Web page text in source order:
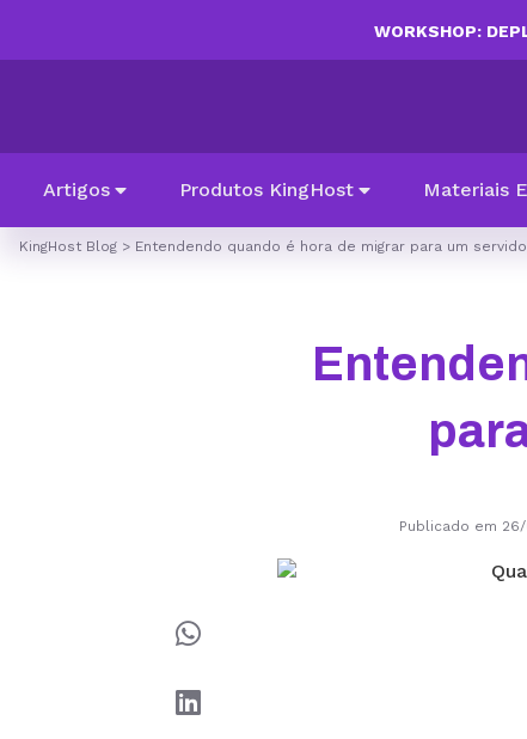
WORKSHOP:
Artigos Produtos KingHost Materiais
KingHost Blog > Entendendo quando é hora de migrar para um
Publicado em 26/